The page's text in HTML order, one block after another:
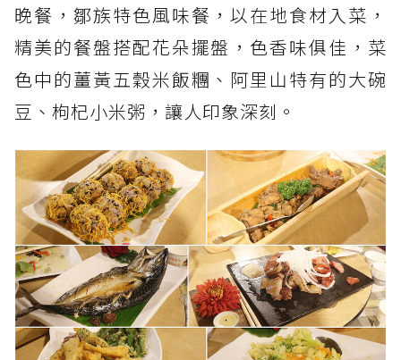
晚餐，鄒族特色風味餐，以在地食材入菜，
精美的餐盤搭配花朵擺盤，色香味俱佳，菜
色中的薑黃五穀米飯糰、阿里山特有的大碗
豆、枸杞小米粥，讓人印象深刻。